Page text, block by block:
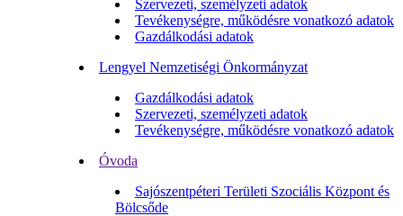
Szervezeti, személyzeti adatok
Tevékenységre, működésre vonatkozó adatok
Gazdálkodási adatok
Lengyel Nemzetiségi Önkormányzat
Gazdálkodási adatok
Szervezeti, személyzeti adatok
Tevékenységre, működésre vonatkozó adatok
Óvoda
Sajószentpéteri Területi Szociális Központ és
Bölcsőde